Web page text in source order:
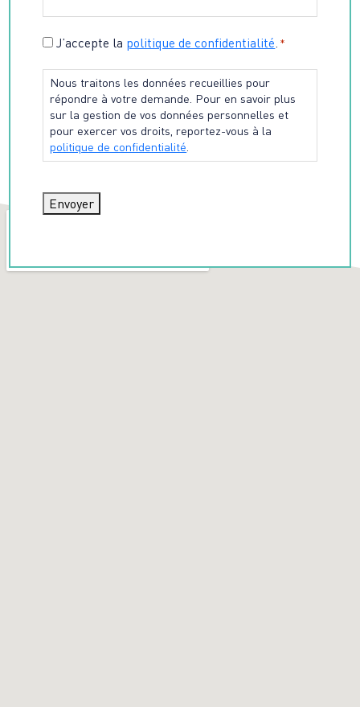
Consentement*
J’accepte la politique de confidentialité. *
Nous traitons les données recueillies pour
répondre à votre demande. Pour en savoir plus
sur la gestion de vos données personnelles et
pour exercer vos droits, reportez-vous à la
politique de confidentialité
Envoyer